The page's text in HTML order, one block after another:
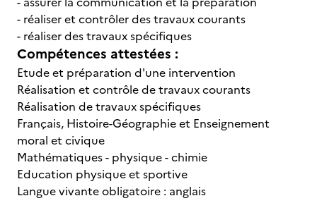
- réaliser et contrôler des travaux courants
- réaliser des travaux spécifiques
Compétences attestées :
Etude et préparation d'une intervention
Réalisation et contrôle de travaux courants
Réalisation de travaux spécifiques
Français, Histoire-Géographie et Enseignement
moral et civique
Mathématiques - physique - chimie
Education physique et sportive
Langue vivante obligatoire : anglais